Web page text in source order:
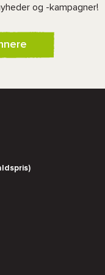
og -kampagner!